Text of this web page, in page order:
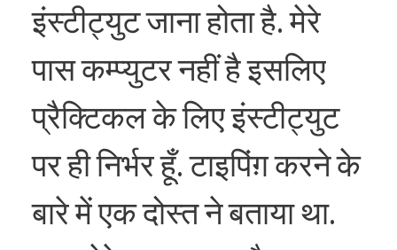
इंस्टीट्युट जाना होता है. मेरे
पास कम्प्युटर नहीं है इसलिए
प्रैक्टिकल के लिए इंस्टीट्युट
पर ही निर्भर हूँ. टाइपिंग़ करने के
बारे में एक दोस्त ने बताया था.